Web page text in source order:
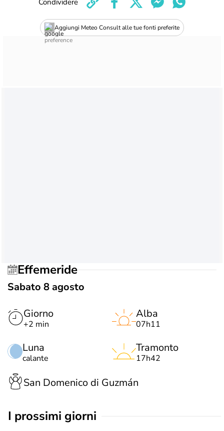
Aggiungi Meteo Consult alle tue fonti preferite
Condividere
Effemeride
Sabato 8 agosto
Giorno
+2 min
Luna
calante
Alba
07h11
Tramonto
17h42
San Domenico di Guzmán
i prossimi giorni